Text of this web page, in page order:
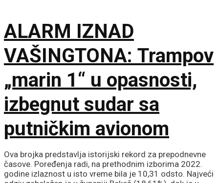
Ukrajini
ALARM IZNAD
VAŠINGTONA: Trampov
„marin 1“ u opasnosti,
izbegnut sudar sa
putničkim avionom
Ova brojka predstavlja istorijski rekord za prepodnevne
časove. Poređenja radi, na prethodnim izborima 2022.
godine izlaznost u isto vreme bila je 10,31 odsto. Najveći